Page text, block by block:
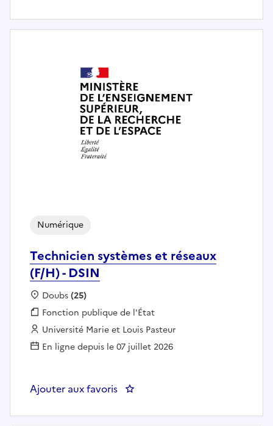
Technicien systèmes et réseaux
(F/H) - DSIN
Numérique
Localisation :
Doubs(25)
Fonction publique :
Fonction publique de l'État
Employeur :
Université Marie et Louis Pasteur
En ligne depuis le 07 juillet 2026
Ajouter aux favoris : Technicien systèmes et